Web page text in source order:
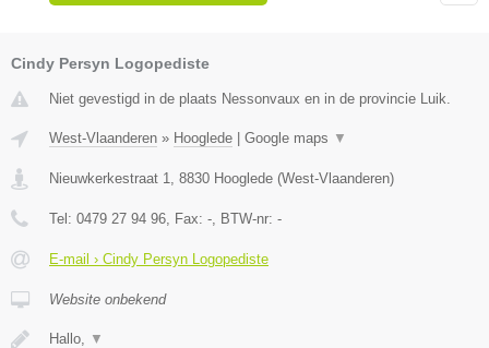
Cindy Persyn Logopediste
Niet gevestigd in de plaats Nessonvaux en in de provincie Luik.
West-Vlaanderen » Hooglede Google maps ▼
Nieuwkerkestraat 1 8830 Hooglede (West-Vlaanderen)
Tel: 0479 27 94 96 , Fax: - , BTW-nr: -
E-mail › Cindy Persyn Logopediste
Website onbekend
Hallo, ▼